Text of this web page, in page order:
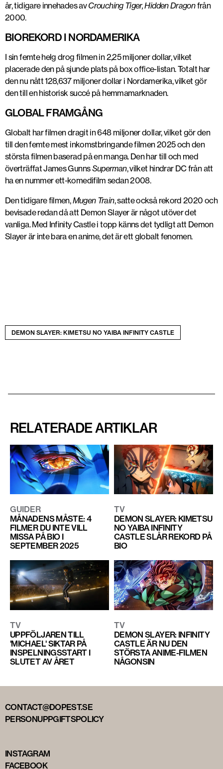
år, tidigare innehades avCrouching Tiger, Hidden Dragonfrån
2000.
BIOREKORD I NORDAMERIKA
I sin femte helg drog filmen in2,25 miljoner dollar, vilket
placerade den på sjunde plats på box office-listan. Totalt har
den nu nått128,637 miljoner dollari Nordamerika, vilket gör
den till en historisk succé på hemmamarknaden.
GLOBAL FRAMGÅNG
Globalt har filmen dragit in648 miljoner dollar, vilket gör den
till denfemte mest inkomstbringande filmen 2025och den
största filmen baserad på en manga. Den har till och med
överträffatJames GunnsSuperman, vilket hindrar DC från att
ha en nummer ett-komedifilm sedan 2008.
Den tidigare filmen,Mugen Train, satte också rekord 2020 och
bevisade redan då att Demon Slayer är något utöver det
vanliga. Med Infinity Castle i topp känns det tydligt att Demon
Slayer är inte bara en anime, det är ett globalt fenomen.
DEMON SLAYER: KIMETSU NO YAIBA INFINITY CASTLE
RELATERADE ARTIKLAR
GUIDER
MÅNADENS MÅSTE: 4
FILMER DU INTE VILL
MISSA PÅ BIO I
SEPTEMBER 2025
TV
DEMON SLAYER: KIMETSU
NO YAIBA INFINITY
CASTLE SLÅR REKORD PÅ
BIO
TV
UPPFÖLJAREN TILL
'MICHAEL' SIKTAR PÅ
INSPELNINGSSTART I
SLUTET AV ÅRET
TV
DEMON SLAYER: INFINITY
CASTLE ÄR NU DEN
STÖRSTA ANIME-FILMEN
NÅGONSIN
CONTACT@DOPEST.SE
PERSONUPPGIFTSPOLICY
INSTAGRAM
FACEBOOK